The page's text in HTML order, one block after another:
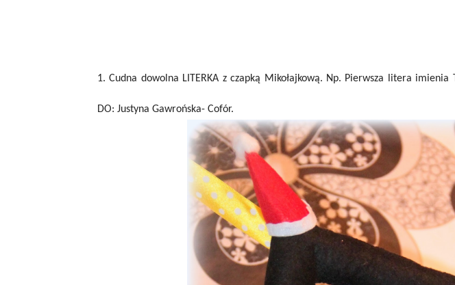
1. Cudna dowolna LITERKA z czapką Mikołajkową. Np. Pierwsza litera imienia
DO: Justyna Gawrońska- Cofór.